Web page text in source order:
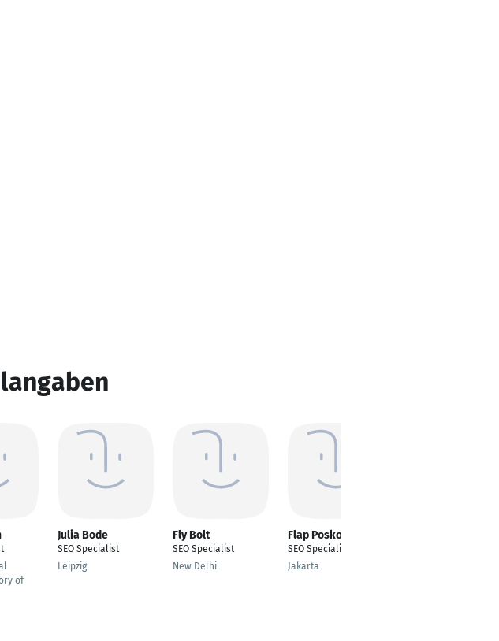
of
Julia Bode
SEO Specialist
Leipzig
Fly Bolt
SEO Specialist
New Delhi
Flap Poskobet
SEO Specialist
Jakarta